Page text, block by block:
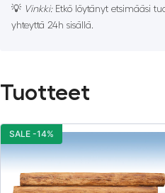
💡 Vinkki:Etkö löytänyt etsimääsi
yhteyttä 24h sisällä.
Tuotteet
SALE -14%